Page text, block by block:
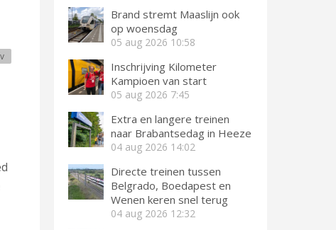
Brand stremt Maaslijn ook
op woensdag
05 aug 2026 10:58
Inschrijving Kilometer
Kampioen van start
05 aug 2026 7:45
Extra en langere treinen
naar Brabantsedag in Heeze
04 aug 2026 14:02
Directe treinen tussen
Belgrado, Boedapest en
Wenen keren snel terug
04 aug 2026 12:32